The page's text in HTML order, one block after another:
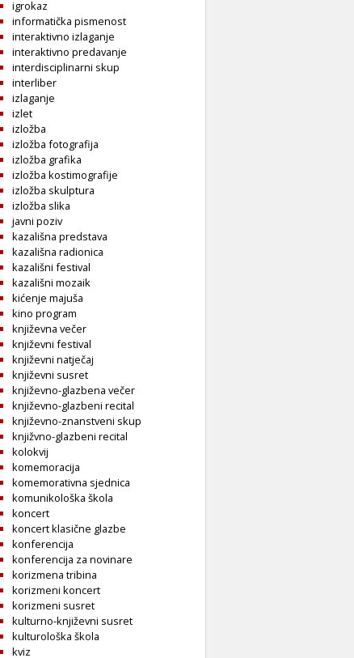
igrokaz
informatička pismenost
interaktivno izlaganje
interaktivno predavanje
interdisciplinarni skup
interliber
izlaganje
izlet
izložba
izložba fotografija
izložba grafika
izložba kostimografije
izložba skulptura
izložba slika
javni poziv
kazališna predstava
kazališna radionica
kazališni festival
kazališni mozaik
kićenje majuša
kino program
književna večer
književni festival
književni natječaj
književni susret
književno-glazbena večer
književno-glazbeni recital
književno-znanstveni skup
knjižvno-glazbeni recital
kolokvij
komemoracija
komemorativna sjednica
komunikološka škola
koncert
koncert klasične glazbe
konferencija
konferencija za novinare
korizmena tribina
korizmeni koncert
korizmeni susret
kulturno-književni susret
kulturološka škola
kviz